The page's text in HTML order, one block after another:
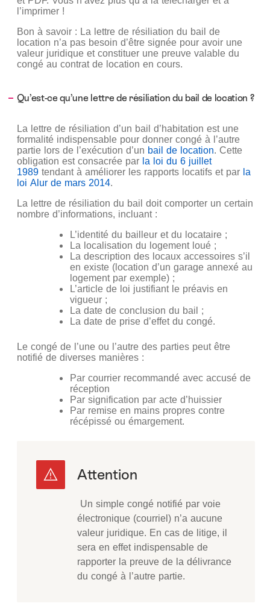
l’imprimer !
Bon à savoir : La lettre de résiliation du bail de
location n’a pas besoin d’être signée pour avoir une
valeur juridique et constituer une preuve valable du
congé au contrat de location en cours.
Qu’est-ce qu’une lettre de résiliation du bail de location ?
La lettre de résiliation d’un bail d’habitation est une
formalité indispensable pour donner congé à l’autre
partie lors de l’exécution d’un bail de location. Cette
obligation est consacrée par la loi du 6 juillet
1989tendant à améliorer les rapports locatifs et par la
loi Alur de mars 2014.
La lettre de résiliation du bail doit comporter un certain
nombre d’informations, incluant :
L’identité du bailleur et du locataire ;
La localisation du logement loué ;
La description des locaux accessoires s’il
en existe (location d’un garage annexé au
logement par exemple) ;
L’article de loi justifiant le préavis en
vigueur ;
La date de conclusion du bail ;
La date de prise d’effet du congé.
Le congé de l’une ou l’autre des parties peut être
notifié de diverses manières :
Par courrier recommandé avec accusé de
réception
Par signification par acte d’huissier
Par remise en mains propres contre
récépissé ou émargement.
Un simple congé notifié par voie
électronique (courriel) n’a aucune
valeur juridique. En cas de litige, il
sera en effet indispensable de
rapporter la preuve de la délivrance
du congé à l’autre partie.